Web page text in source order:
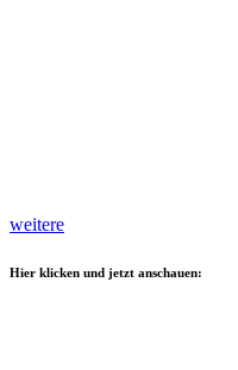
weitere
Hier klicken und jetzt anschauen: